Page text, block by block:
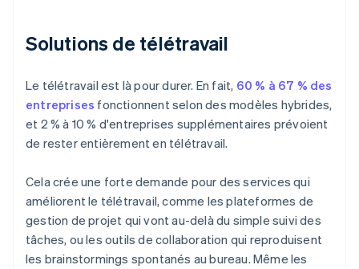
Solutions de télétravail
Le télétravail est là pour durer. En fait, 60 % à 67 % des
entreprises fonctionnent selon des modèles hybrides,
et 2 % à 10 % d'entreprises supplémentaires prévoient
de rester entièrement en télétravail.
Cela crée une forte demande pour des services qui
améliorent le télétravail, comme les plateformes de
gestion de projet qui vont au-delà du simple suivi des
tâches, ou les outils de collaboration qui reproduisent
les brainstormings spontanés au bureau. Même les